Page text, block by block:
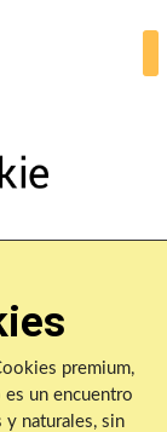
premium,
es un encuentro
naturales, sin